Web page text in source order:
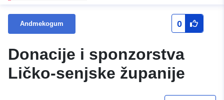
Andmekogum 0
Donacije i sponzorstva
Ličko-senjske županije